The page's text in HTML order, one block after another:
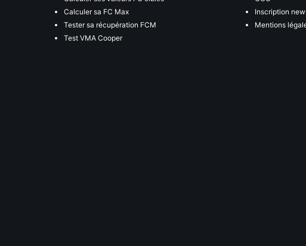
Calculer sa FC Max
Tester sa récupération FCM
Test VMA Cooper
Inscription
Mentions